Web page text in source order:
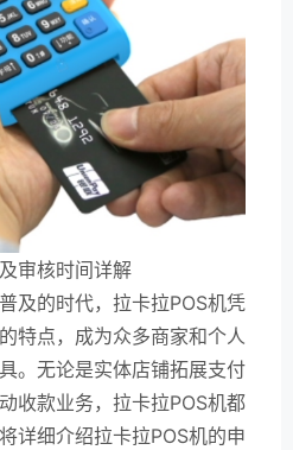
审核时间详解
及的时代，拉卡拉POS机凭
特点，成为众多商家和个人
。无论是实体店铺拓展支付
收款业务，拉卡拉POS机都
详细介绍拉卡拉POS机的申